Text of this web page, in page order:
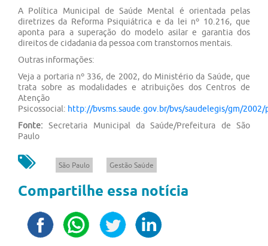
A Política Municipal de Saúde Mental é orientada pelas
diretrizes da Reforma Psiquiátrica e da lei nº 10.216, que
aponta para a superação do modelo asilar e garantia dos
direitos de cidadania da pessoa com transtornos mentais.
Outras informações:
Veja a portaria nº 336, de 2002, do Ministério da Saúde, que
trata sobre as modalidades e atribuições dos Centros de
Atenção
Psicossocial: http://bvsms.saude.gov.br/bvs/saudelegis/gm/
Fonte:Secretaria Municipal da Saúde/Prefeitura de São
Paulo
São Paulo Gestão Saúde
Compartilhe essa notícia